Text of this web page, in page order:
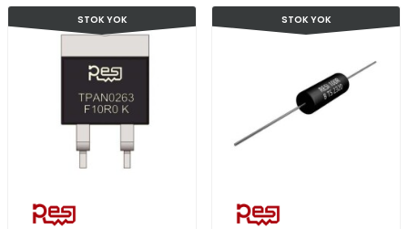
STOK YOK STOK YOK